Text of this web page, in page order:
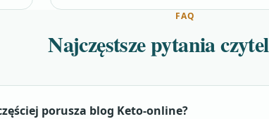
FAQ
Najczęstsze pytania
porusza blog Keto-online?